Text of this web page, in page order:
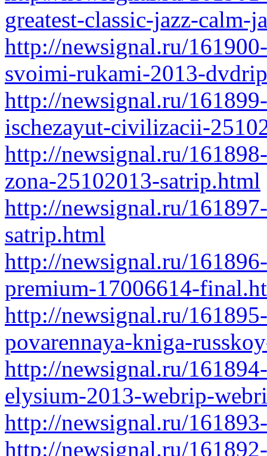
greatest-classic-jazz-calm-
http://newsignal.ru/
svoimi-rukami-2013-
http://newsignal.ru/
ischezayut-civilizacii-
http://newsignal.ru/
zona-25102013-satrip.html
http://newsignal.ru/
satrip.html
http://newsignal.ru/
premium-17006614-
http://newsignal.ru/
povarennaya-kniga-
http://newsignal.ru/
elysium-2013-webrip-
http://newsignal.ru/
http://newsignal.ru/